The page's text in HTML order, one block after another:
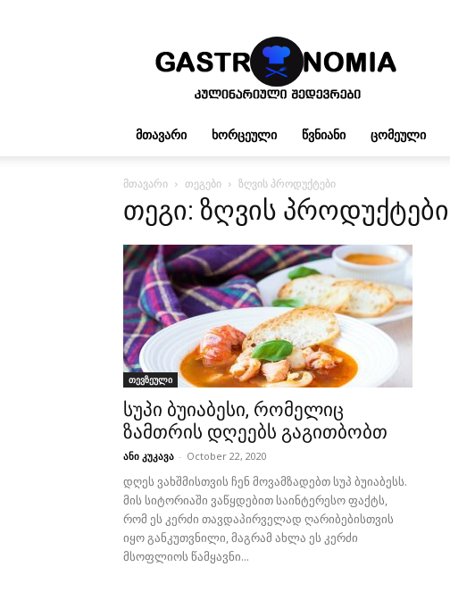
გასტრონომია
ᲛᲗᲐᲕᲐᲠᲘ ᲮᲝᲠᲪᲔᲣᲚᲘ ᲬᲕᲜᲘᲐᲜᲘ ᲪᲝᲛᲔᲣᲚᲘ
მთავარი თეგები ზღვის პროდუქტები
თეგი: ზღვის პროდუქტები
თევზეული
სუპი ბუიაბესი, რომელიც
ზამთრის დღეებს გაგითბობთ
ანი კუკავა - October 22, 2020
დღეს ვახშმისთვის ჩენ მოვამზადებთ სუპ ბუიაბესს.
მის სიტორიაში ვაწყდებით საინტერესო ფაქტს,
რომ ეს კერძი თავდაპირველად ღარიბებისთვის
იყო განკუთვნილი, მაგრამ ახლა ეს კერძი
მსოფლიოს წამყავნი...